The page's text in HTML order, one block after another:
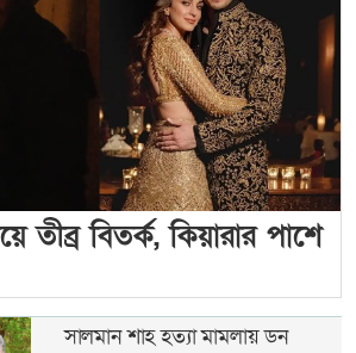
তীব্র বিতর্ক, কিয়ারার পাশে
সালমান শাহ হত্যা মামলায় ডন